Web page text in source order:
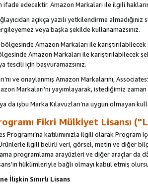
edecektir. Amazon Markaları ile ilgili
açıkça yazılı yetkilendirme
veya başka şekilde kullanamazsınız.
Amazon Markaları ile
Amazon Markaları ile karıştırılabilecek
tescili için başvuramazsınız.
ve onaylanmış Amazon Markalarını,
Markaları’nı yayımlayarak, istediğimiz
da işbu Marka Kılavuzları’na uygun olmayan
Fikri Mülkiyet Lisansı
Programı’na katılımınızla ilgili olarak Program
ilgili belirli veri, görsel, metin ve diğer
programlama arayüzleri ve diğer araçlar da
hükümleriyle bağlı olmayı kabul etmiş
İlişkin Sınırlı Lisans